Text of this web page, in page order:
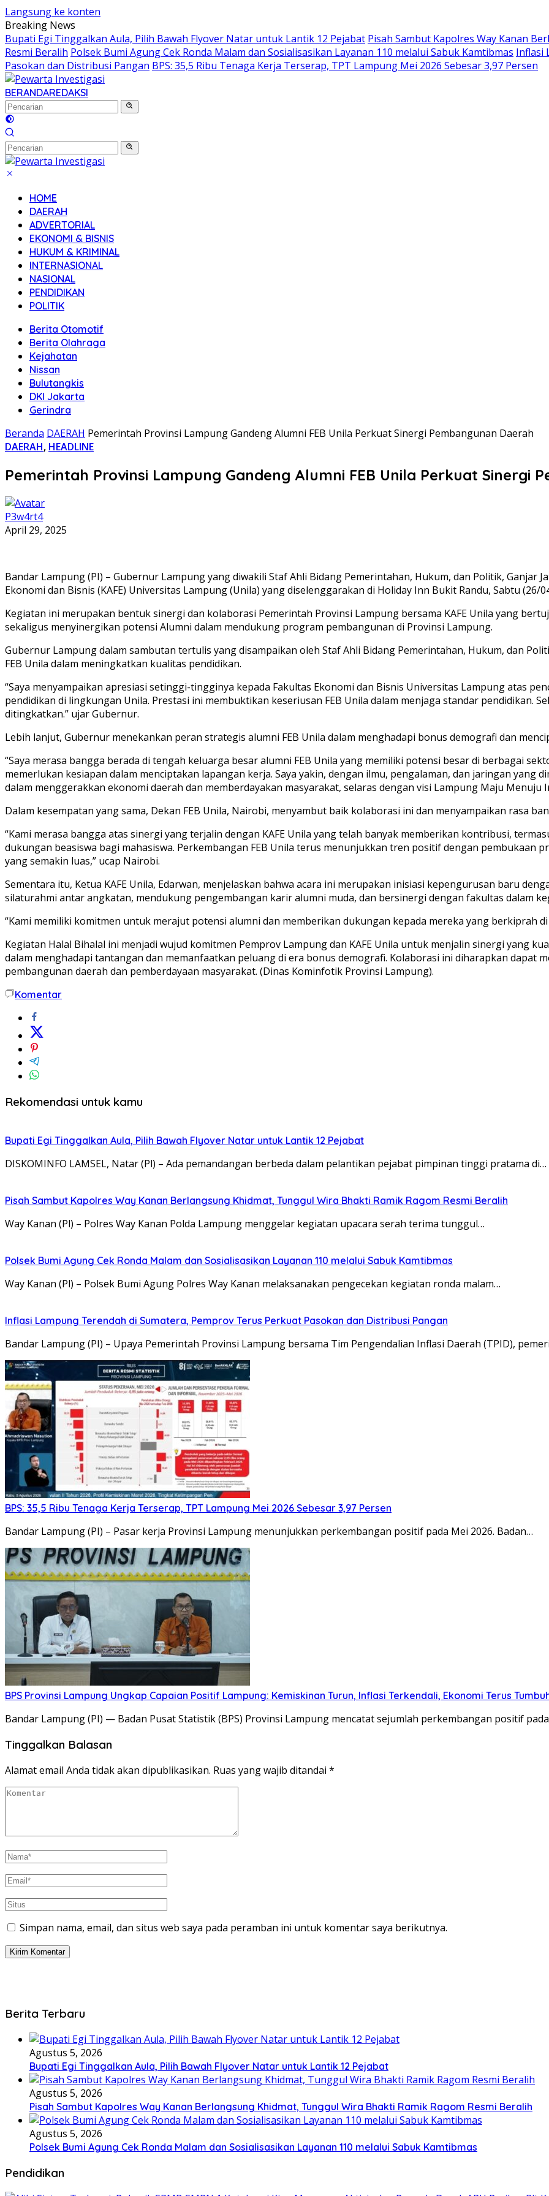
Langsung ke konten
Breaking News
Bupati Egi Tinggalkan Aula, Pilih Bawah Flyover Natar untuk Lantik 12 Pejabat Pisah Sambut Kapolres Way Kanan
Resmi Beralih Polsek Bumi Agung Cek Ronda Malam dan Sosialisasikan Layanan 110 melalui Sabuk Kamtibmas Inflasi
Pasokan dan Distribusi Pangan BPS: 35,5 Ribu Tenaga Kerja Terserap, TPT Lampung Mei 2026 Sebesar 3,97 Persen
BERANDAREDAKSI
HOME
DAERAH
ADVERTORIAL
EKONOMI & BISNIS
HUKUM & KRIMINAL
INTERNASIONAL
NASIONAL
PENDIDIKAN
POLITIK
Berita Otomotif
Berita Olahraga
Kejahatan
Nissan
Bulutangkis
DKI Jakarta
Gerindra
Beranda DAERAH Pemerintah Provinsi Lampung Gandeng Alumni FEB Unila Perkuat Sinergi Pembangunan Daerah
DAERAH, HEADLINE
Pemerintah Provinsi Lampung Gandeng Alumni FEB Unila Perkuat Sinergi
P3w4rt4
April 29, 2025
Bandar Lampung (PI) – Gubernur Lampung yang diwakili Staf Ahli Bidang Pemerintahan, Hukum, dan Politik, Ganjar
Ekonomi dan Bisnis (KAFE) Universitas Lampung (Unila) yang diselenggarakan di Holiday Inn Bukit Randu, Sabtu (26/
Kegiatan ini merupakan bentuk sinergi dan kolaborasi Pemerintah Provinsi Lampung bersama KAFE Unila yang
sekaligus menyinergikan potensi Alumni dalam mendukung program pembangunan di Provinsi Lampung.
Gubernur Lampung dalam sambutan tertulis yang disampaikan oleh Staf Ahli Bidang Pemerintahan, Hukum, dan
FEB Unila dalam meningkatkan kualitas pendidikan.
“Saya menyampaikan apresiasi setinggi-tingginya kepada Fakultas Ekonomi dan Bisnis Universitas Lampung atas
pendidikan di lingkungan Unila. Prestasi ini membuktikan keseriusan FEB Unila dalam menjaga standar pendidikan.
ditingkatkan.” ujar Gubernur.
Lebih lanjut, Gubernur menekankan peran strategis alumni FEB Unila dalam menghadapi bonus demografi dan
“Saya merasa bangga berada di tengah keluarga besar alumni FEB Unila yang memiliki potensi besar di berbagai
memerlukan kesiapan dalam menciptakan lapangan kerja. Saya yakin, dengan ilmu, pengalaman, dan jaringan yang
dalam menggerakkan ekonomi daerah dan memberdayakan masyarakat, selaras dengan visi Lampung Maju Menuju
Dalam kesempatan yang sama, Dekan FEB Unila, Nairobi, menyambut baik kolaborasi ini dan menyampaikan rasa
“Kami merasa bangga atas sinergi yang terjalin dengan KAFE Unila yang telah banyak memberikan kontribusi,
dukungan beasiswa bagi mahasiswa. Perkembangan FEB Unila terus menunjukkan tren positif dengan pembukaan
yang semakin luas,” ucap Nairobi.
Sementara itu, Ketua KAFE Unila, Edarwan, menjelaskan bahwa acara ini merupakan inisiasi kepengurusan baru
silaturahmi antar angkatan, mendukung pengembangan karir alumni muda, dan bersinergi dengan fakultas dalam
“Kami memiliki komitmen untuk merajut potensi alumni dan memberikan dukungan kepada mereka yang berkiprah
Kegiatan Halal Bihalal ini menjadi wujud komitmen Pemprov Lampung dan KAFE Unila untuk menjalin sinergi yang
dalam menghadapi tantangan dan memanfaatkan peluang di era bonus demografi. Kolaborasi ini diharapkan dapat
pembangunan daerah dan pemberdayaan masyarakat. (Dinas Kominfotik Provinsi Lampung).
Komentar
Rekomendasi untuk kamu
Bupati Egi Tinggalkan Aula, Pilih Bawah Flyover Natar untuk Lantik 12 Pejabat
DISKOMINFO LAMSEL, Natar (Pl) – Ada pemandangan berbeda dalam pelantikan pejabat pimpinan tinggi pratama di…
Pisah Sambut Kapolres Way Kanan Berlangsung Khidmat, Tunggul Wira Bhakti Ramik Ragom Resmi Beralih
Way Kanan (Pl) – Polres Way Kanan Polda Lampung menggelar kegiatan upacara serah terima tunggul…
Polsek Bumi Agung Cek Ronda Malam dan Sosialisasikan Layanan 110 melalui Sabuk Kamtibmas
Way Kanan (Pl) – Polsek Bumi Agung Polres Way Kanan melaksanakan pengecekan kegiatan ronda malam…
Inflasi Lampung Terendah di Sumatera, Pemprov Terus Perkuat Pasokan dan Distribusi Pangan
Bandar Lampung (PI) – Upaya Pemerintah Provinsi Lampung bersama Tim Pengendalian Inflasi Daerah (TPID),
BPS: 35,5 Ribu Tenaga Kerja Terserap, TPT Lampung Mei 2026 Sebesar 3,97 Persen
Bandar Lampung (PI) – Pasar kerja Provinsi Lampung menunjukkan perkembangan positif pada Mei 2026. Badan…
BPS Provinsi Lampung Ungkap Capaian Positif Lampung: Kemiskinan Turun, Inflasi Terkendali, Ekonomi Terus
Bandar Lampung (PI) — Badan Pusat Statistik (BPS) Provinsi Lampung mencatat sejumlah perkembangan positif
Tinggalkan Balasan
Alamat email Anda tidak akan dipublikasikan. Ruas yang wajib ditandai *
Simpan nama, email, dan situs web saya pada peramban ini untuk komentar saya berikutnya.
Berita Terbaru
Agustus 5, 2026
Bupati Egi Tinggalkan Aula, Pilih Bawah Flyover Natar untuk Lantik 12 Pejabat
Agustus 5, 2026
Pisah Sambut Kapolres Way Kanan Berlangsung Khidmat, Tunggul Wira Bhakti Ramik Ragom Resmi Beralih
Agustus 5, 2026
Polsek Bumi Agung Cek Ronda Malam dan Sosialisasikan Layanan 110 melalui Sabuk Kamtibmas
Pendidikan